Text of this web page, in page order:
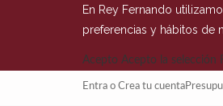
En Rey Fernando
preferencias y hábitos de
Acepto Acepto la selección
Entra o Crea tu cuenta